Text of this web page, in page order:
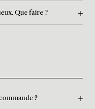
Que faire ?
?